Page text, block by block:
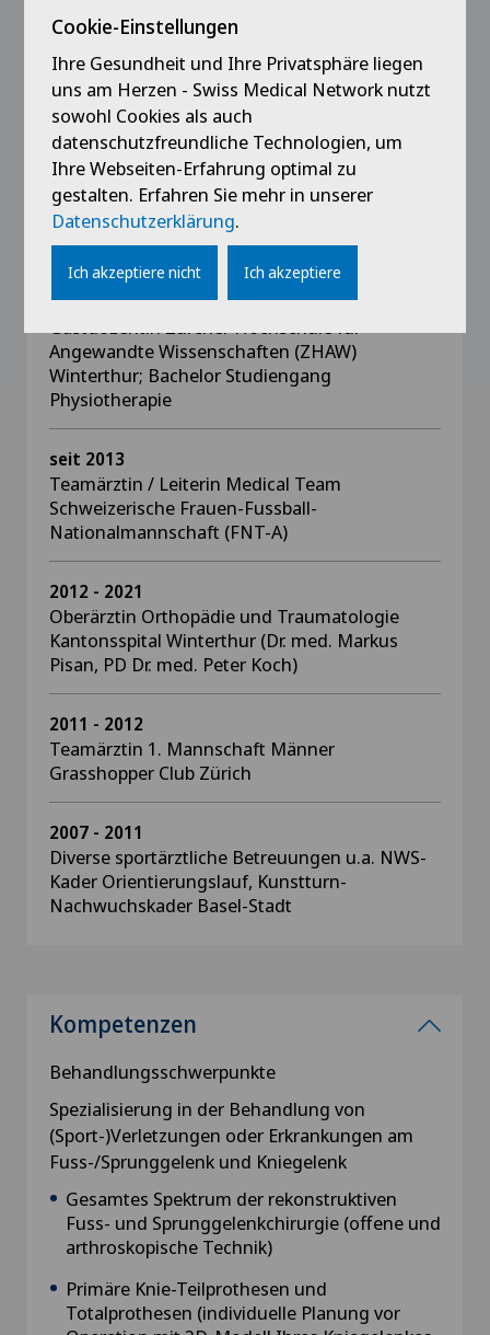
seit 2021
selbständig in der Gemeinschaftspraxis
Orthopädie Belair mit Belegarzttätigkeit an der
Privatklinik Belair Schaffhausen sowie
Privatklinik Lindberg Winterthur, Privatklinik
Bethanien Zürich
seit 2017
Leitung Fuss- und Kniegelenk-Sprechstunde im
Fachärztezentrum Glatt, Wallisellen
seit 2015
Gastdozentin Zürcher Hochschule für
Angewandte Wissenschaften (ZHAW)
Winterthur; Bachelor Studiengang
Physiotherapie
seit 2013
Teamärztin / Leiterin Medical Team
Schweizerische Frauen-Fussball-
Nationalmannschaft (FNT-A)
2012 - 2021
Oberärztin Orthopädie und Traumatologie
Kantonsspital Winterthur (Dr. med. Markus
Pisan, PD Dr. med. Peter Koch)
2011 - 2012
Teamärztin 1. Mannschaft Männer
Grasshopper Club Zürich
2007 - 2011
Diverse sportärztliche Betreuungen u.a. NWS-
Kader Orientierungslauf, Kunstturn-
Nachwuchskader Basel-Stadt
Kompetenzen
Behandlungsschwerpunkte
Spezialisierung in der Behandlung von
(Sport-)Verletzungen oder Erkrankungen am
Fuss-/Sprunggelenk und Kniegelenk
Gesamtes Spektrum der rekonstruktiven
Fuss- und Sprunggelenkchirurgie (offene und
arthroskopische Technik)
Primäre Knie-Teilprothesen und
Totalprothesen (individuelle Planung vor
Cookie-Einstellungen
Ihre Gesundheit und Ihre Privatsphäre liegen
uns am Herzen - Swiss Medical Network nutzt
sowohl Cookies als auch
datenschutzfreundliche Technologien, um
Ihre Webseiten-Erfahrung optimal zu
gestalten. Erfahren Sie mehr in unserer
Datenschutzerklärung.
Ich akzeptiere nicht Ich akzeptiere